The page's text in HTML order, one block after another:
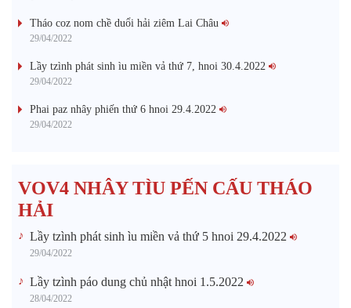
Tháo coz nom chề duổi hải ziêm Lai Châu
29/04/2022
Lầy tzình phát sinh ìu miền vả thứ 7, hnoi 30.4.2022
29/04/2022
Phai paz nhây phiến thứ 6 hnoi 29.4.2022
29/04/2022
VOV4 NHÂY TÌU PẾN CẤU THÁO
HẢI
Lầy tzình phát sinh ìu miền vả thứ 5 hnoi 29.4.2022
29/04/2022
Lầy tzình páo dung chủ nhật hnoi 1.5.2022
28/04/2022